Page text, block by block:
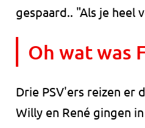
gespaard.. "Als je heel
Oh wat was
Drie PSV'ers reizen er
Willy en René gingen